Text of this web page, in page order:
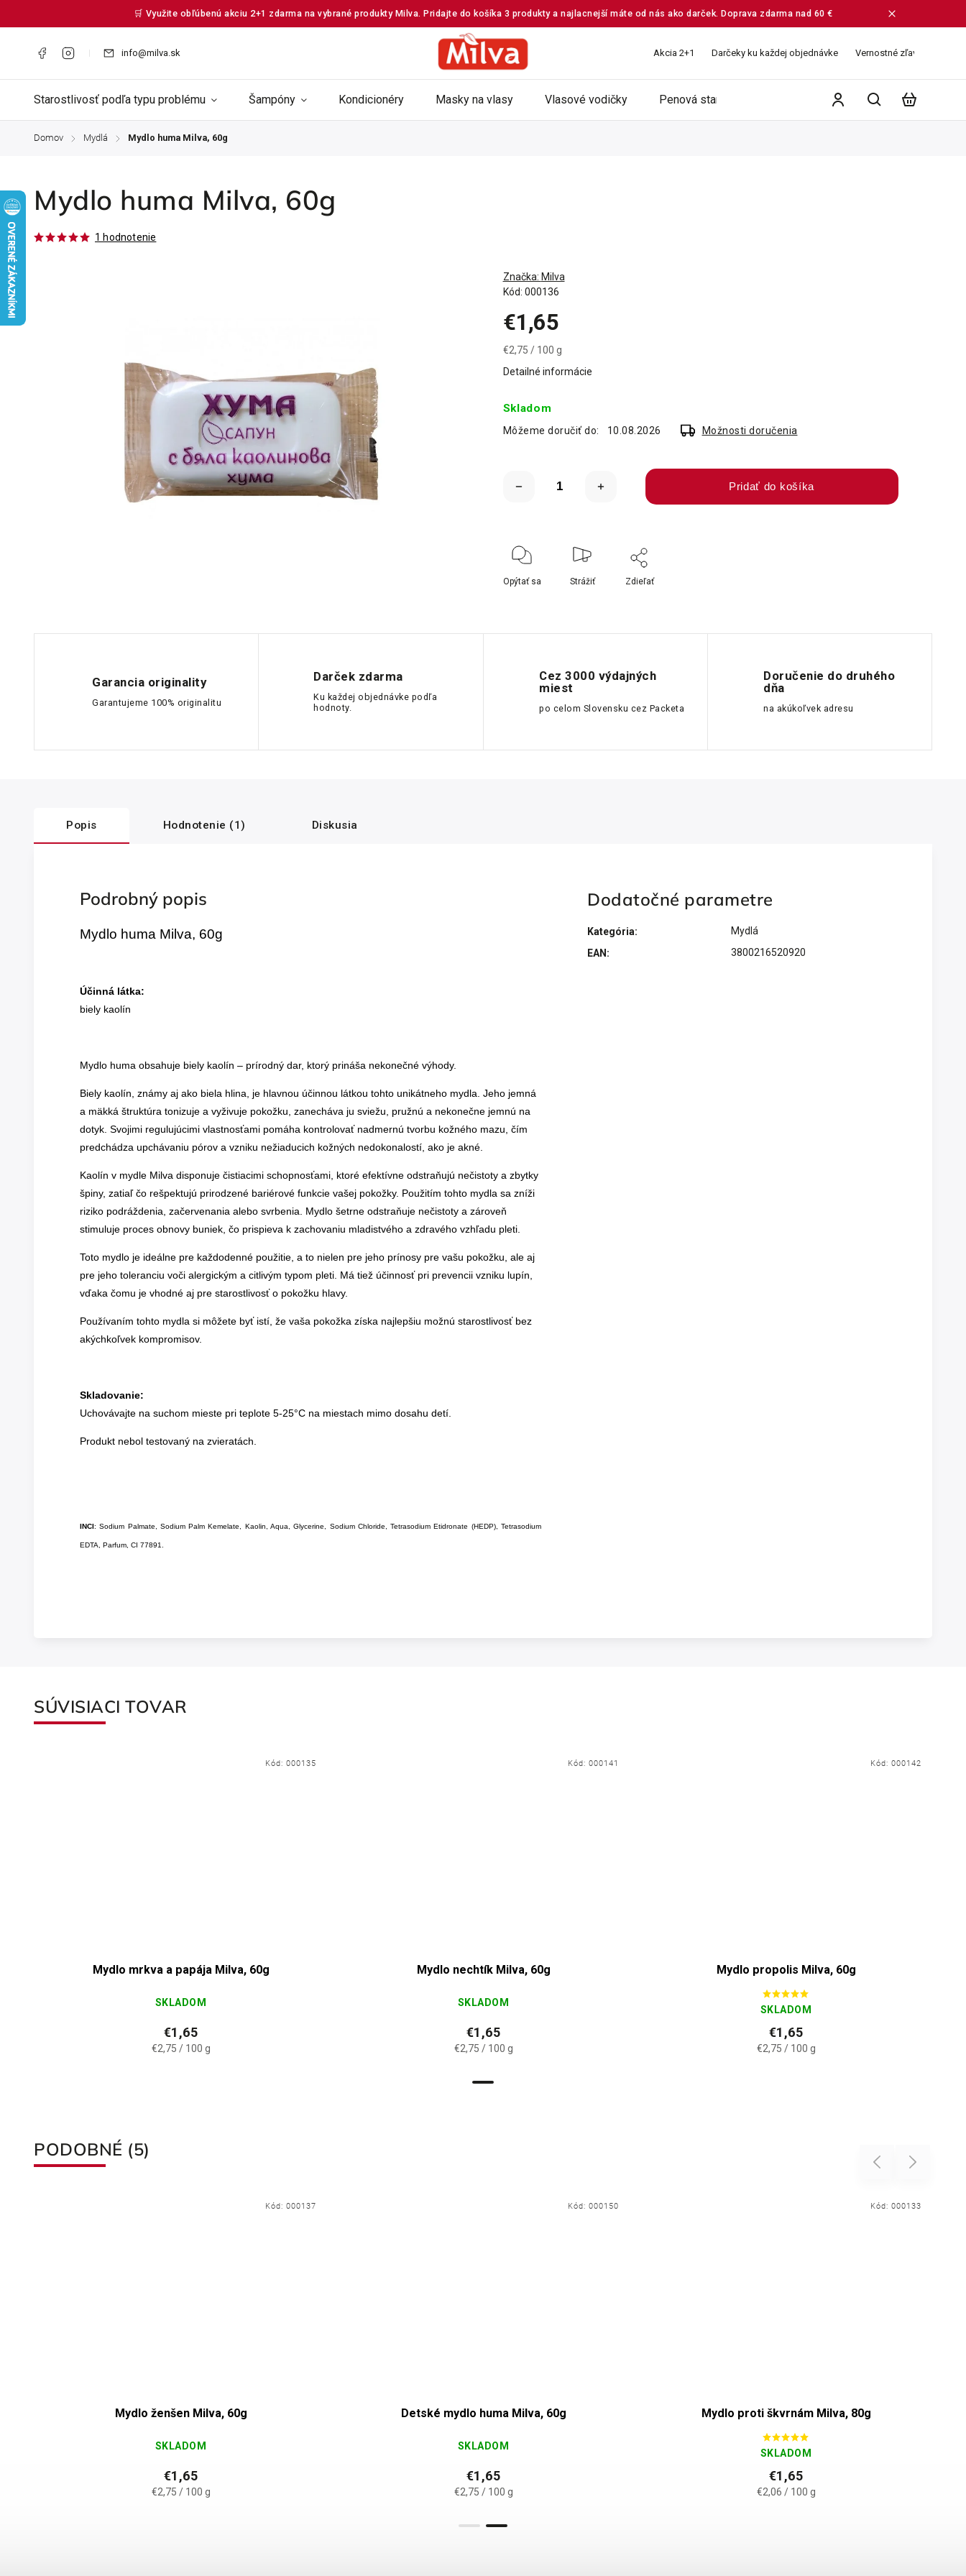
🛒 Využite obľúbenú akciu 2+1 zdarma na vybrané produkty Milva. Pridajte do košíka 3 produkty a najlacnejší máte od nás ako darček. Doprava zdarma nad 60 €
info@milva.sk Akcia 2+1 Darčeky ku každej objednávke Vernostné zľavy
Starostlivosť podľa typu problému Šampóny Kondicionéry Masky na vlasy Vlasové vodičky Penová starostlivosť Ružové vodičky Balíčky
Domov / Mydlá / Mydlo huma Milva, 60g
Mydlo huma Milva, 60g
1 hodnotenie
Kód: 000136
Značka: Milva
€1,65
€2,75 / 100 g
Skladom
Môžeme doručiť do: 10.08.2026 Možnosti doručenia
Pridať do košíka
Detailné informácie
Opýtať sa Strážiť Zdieľať
Garancia originality
Garantujeme 100% originalitu
Darček zdarma
Ku každej objednávke podľa
hodnoty.
Cez 3000 výdajných
miest
po celom Slovensku cez Packeta
Doručenie do druhého
dňa
na akúkoľvek adresu
Popis Hodnotenie (1) Diskusia
Podrobný popis
Mydlo huma Milva, 60g
Účinná látka:
biely kaolín
Mydlo huma obsahuje biely kaolín – prírodný dar, ktorý prináša nekonečné výhody.
Biely kaolín, známy aj ako biela hlina, je hlavnou účinnou látkou tohto unikátneho mydla. Jeho jemná
a mäkká štruktúra tonizuje a vyživuje pokožku, zanecháva ju sviežu, pružnú a nekonečne jemnú na
dotyk. Svojimi regulujúcimi vlastnosťami pomáha kontrolovať nadmernú tvorbu kožného mazu, čím
predchádza upchávaniu pórov a vzniku nežiaducich kožných nedokonalostí, ako je akné.
Kaolín v mydle Milva disponuje čistiacimi schopnosťami, ktoré efektívne odstraňujú nečistoty a zbytky
špiny, zatiaľ čo rešpektujú prirodzené bariérové funkcie vašej pokožky. Použitím tohto mydla sa zníži
riziko podráždenia, začervenania alebo svrbenia. Mydlo šetrne odstraňuje nečistoty a zároveň
stimuluje proces obnovy buniek, čo prispieva k zachovaniu mladistvého a zdravého vzhľadu pleti.
Toto mydlo je ideálne pre každodenné použitie, a to nielen pre jeho prínosy pre vašu pokožku, ale aj
pre jeho toleranciu voči alergickým a citlivým typom pleti. Má tiež účinnosť pri prevencii vzniku lupín,
vďaka čomu je vhodné aj pre starostlivosť o pokožku hlavy.
Používaním tohto mydla si môžete byť istí, že vaša pokožka získa najlepšiu možnú starostlivosť bez
akýchkoľvek kompromisov.
Skladovanie:
Uchovávajte na suchom mieste pri teplote 5-25°C na miestach mimo dosahu detí.
Produkt nebol testovaný na zvieratách.
INCI: Sodium Palmate, Sodium Palm Kemelate, Kaolin, Aqua, Glycerine, Sodium Chloride, Tetrasodium Etidronate (HEDP), Tetrasodium
EDTA, Parfum, CI 77891.
Dodatočné parametre
Kategória:
Mydlá
EAN : 3800216520920
SÚVISIACI TOVAR
Mydlo mrkva a papája Milva, 60g
SKLADOM
€1,65
€2,75 / 100 g
Kód: 000135
Mydlo nechtík Milva, 60g
SKLADOM
€1,65
€2,75 / 100 g
Kód: 000141
Mydlo propolis Milva, 60g
SKLADOM
€1,65
€2,75 / 100 g
Kód: 000142
PODOBNÉ (5)
Previous
Mydlo ženšen Milva, 60g
SKLADOM
€1,65
€2,75 / 100 g
Kód: 000137
Detské mydlo huma Milva, 60g
SKLADOM
€1,65
€2,75 / 100 g
Kód: 000150
Mydlo proti škvrnám Milva, 80g
SKLADOM
€1,65
€2,06 / 100 g
Kód: 000133
Next